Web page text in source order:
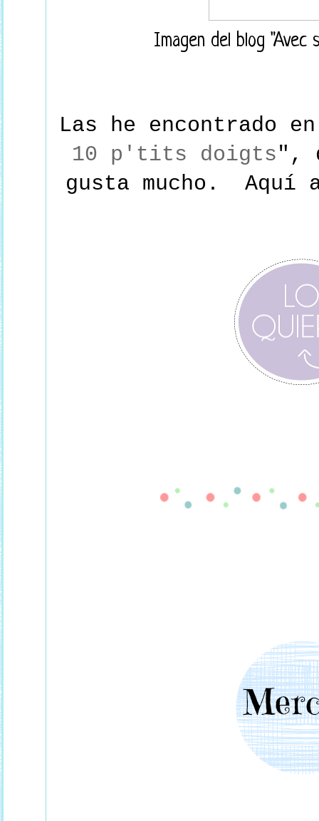
Imagen del blog
Las he encontrado
10 p'tits doigts",
gusta mucho. Aquí